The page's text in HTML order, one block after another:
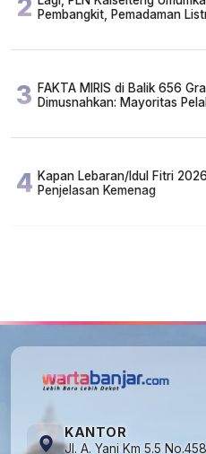
2 Pembangkit, Pemadaman
3 FAKTA MIRIS di Balik 656
Dimusnahkan: Mayoritas
4 Kapan Lebaran/Idul Fitri
Penjelasan Kemenag
KANTOR
Jl. A. Yani Km 5.5